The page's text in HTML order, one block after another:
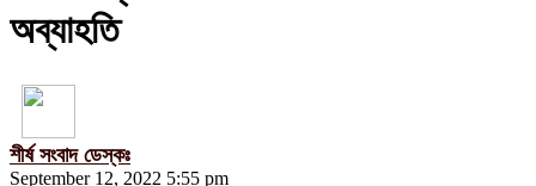
অব্যাহতি
শীর্ষ সংবাদ ডেস্কঃ
September 12, 2022 5:55 pm